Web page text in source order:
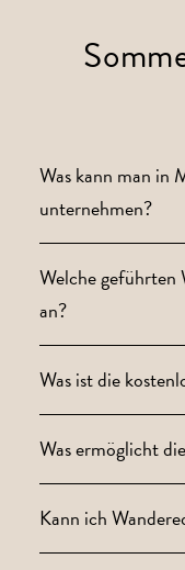
Was kann man in
unternehmen?
Welche geführten
an?
Was ist die
Was ermöglicht
Kann ich